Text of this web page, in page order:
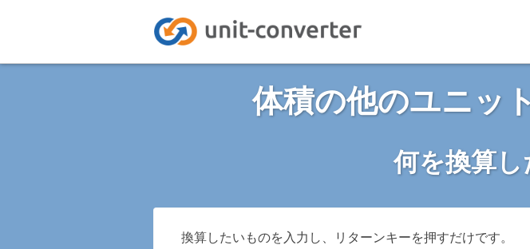
体積の他のユニッ
何を換算し
換算したいものを入力し、リターンキーを押すだけです。